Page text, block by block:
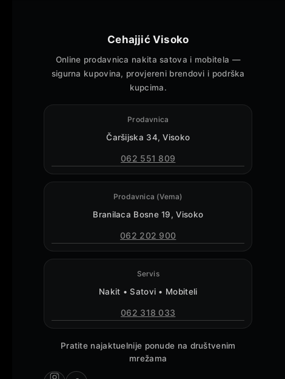
Cehajjić Visoko
Online prodavnica nakita satova i mobitela —
sigurna kupovina, provjereni brendovi i podrška
kupcima.
Prodavnica
Čaršijska 34, Visoko
062 551 809
Prodavnica (Vema)
Branilaca Bosne 19, Visoko
062 202 900
Servis
Nakit • Satovi • Mobiteli
062 318 033
Pratite najaktuelnije ponude na društvenim
mrežama